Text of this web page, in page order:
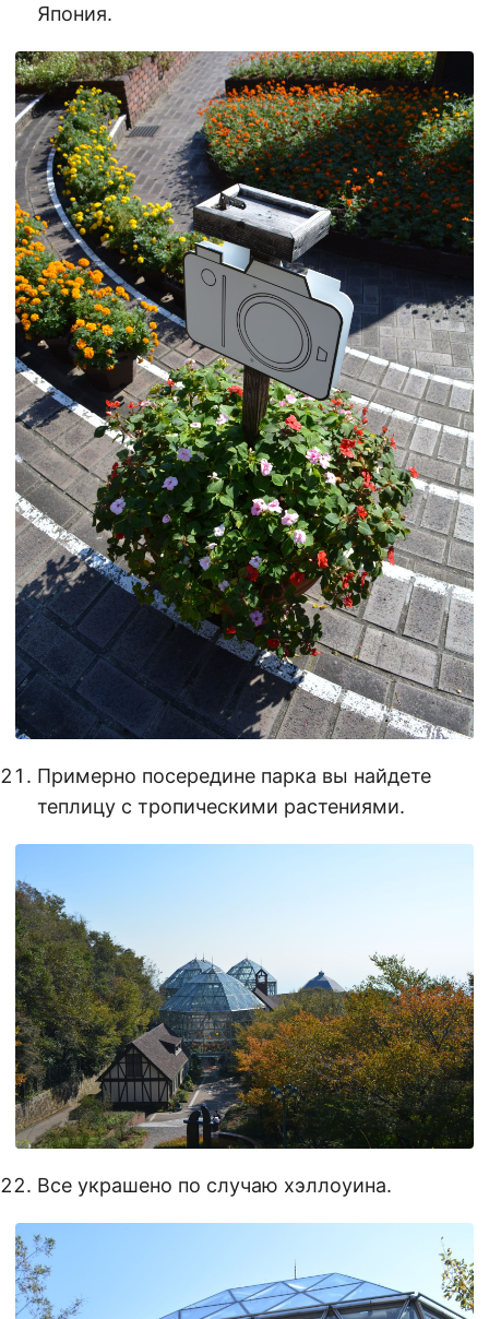
Япония.
Примерно посередине парка вы найдете
теплицу с тропическими растениями.
Все украшено по случаю хэллоуина.